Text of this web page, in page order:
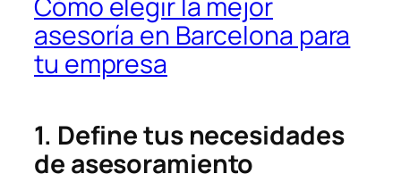
asesoría en Barcelona para
tu empresa
1. Define tus necesidades
de asesoramiento